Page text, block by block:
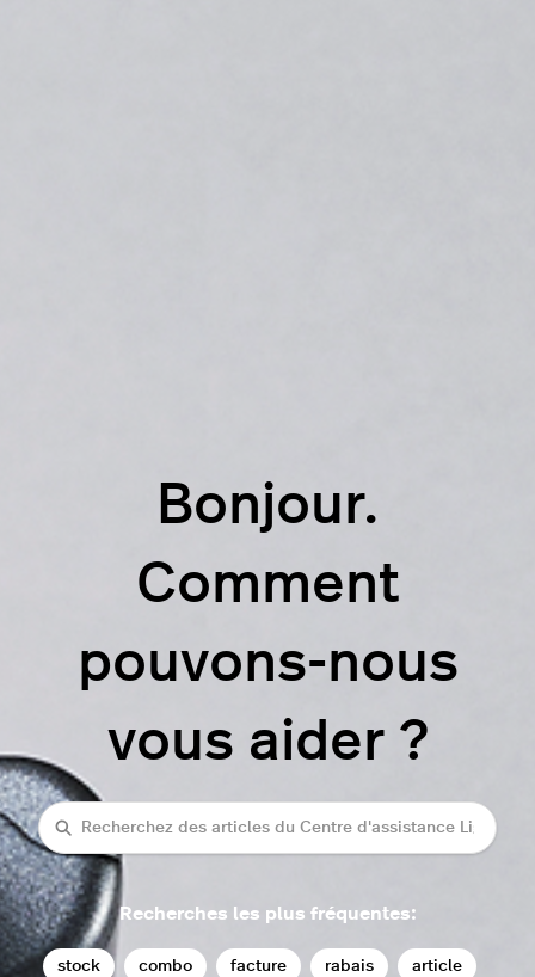
Bonjour.
Comment
pouvons-nous
vous aider ?
rechercher
Recherches les plus fréquentes:
stock combo facture rabais article